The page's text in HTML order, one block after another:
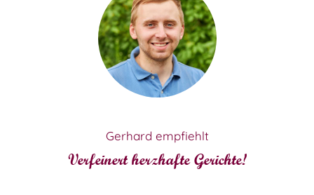
Gerhard empfiehlt
Verfeinert herzhafte Gerichte!